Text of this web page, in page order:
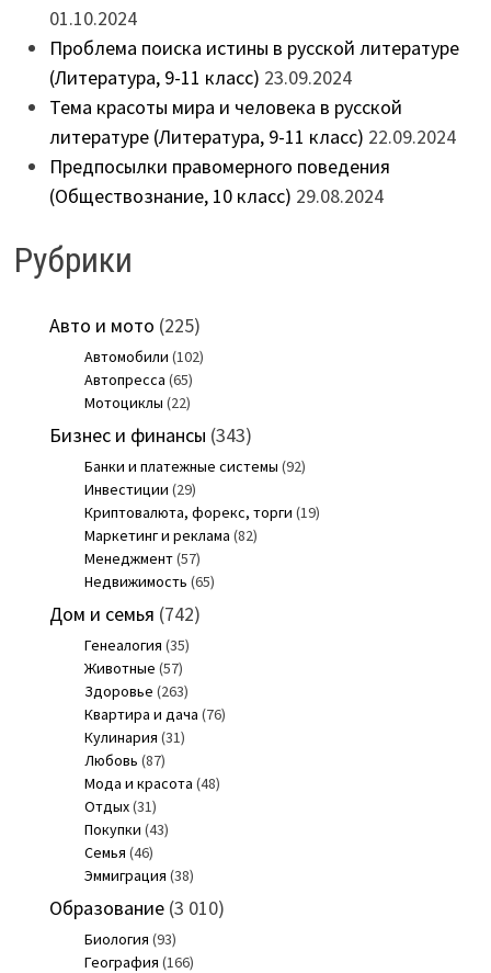
01.10.2024
Проблема поиска истины в русской литературе
(Литература, 9-11 класс) 23.09.2024
Тема красоты мира и человека в русской
литературе (Литература, 9-11 класс) 22.09.2024
Предпосылки правомерного поведения
(Обществознание, 10 класс) 29.08.2024
Рубрики
Авто и мото (225)
Автомобили (102)
Автопресса (65)
Мотоциклы (22)
Бизнес и финансы (343)
Банки и платежные системы (92)
Инвестиции (29)
Криптовалюта, форекс, торги (19)
Маркетинг и реклама (82)
Менеджмент(57)
Недвижимость (65)
Дом и семья (742)
Генеалогия (35)
Животные (57)
Здоровье (263)
Квартира и дача (76)
Кулинария (31)
Любовь (87)
Мода и красота (48)
Отдых(31)
Покупки (43)
Семья (46)
Эммиграция (38)
Образование(3 010)
Биология (93)
География (166)